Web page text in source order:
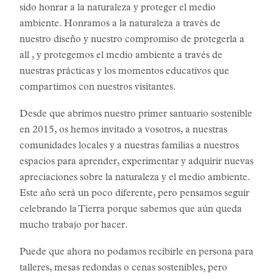
sido honrar a la naturaleza y proteger el medio
ambiente. Honramos a la naturaleza a través de
nuestro diseño y nuestro compromiso de protegerla a
all , y protegemos el medio ambiente a través de
nuestras prácticas y los momentos educativos que
compartimos con nuestros visitantes.
Desde que abrimos nuestro primer santuario sostenible
en 2015, os hemos invitado a vosotros, a nuestras
comunidades locales y a nuestras familias a nuestros
espacios para aprender, experimentar y adquirir nuevas
apreciaciones sobre la naturaleza y el medio ambiente.
Este año será un poco diferente, pero pensamos seguir
celebrando la Tierra porque sabemos que aún queda
mucho trabajo por hacer.
Puede que ahora no podamos recibirle en persona para
talleres, mesas redondas o cenas sostenibles, pero